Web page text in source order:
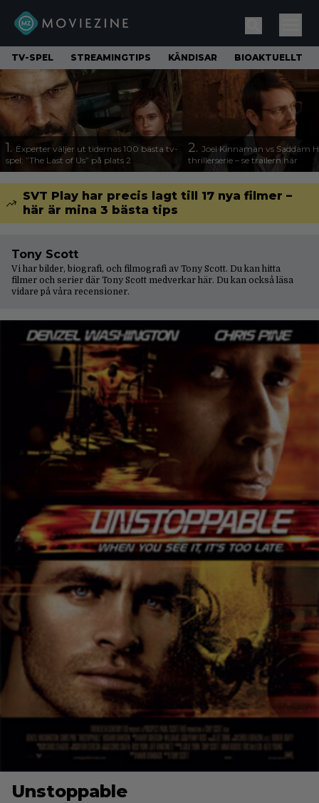
TV-SPEL STREAMINGTIPS KÄNDISAR BIOAKTUELLT
1. Experter väljer ut tidernas 100 bästa tv-
spel: ”The Last of Us” på plats 2
2. Joel Kinnaman vs Saddam
thrillerserie – se trailern här
SVT Play har precis lagt till 17 nya filmer –
här är mina 3 bästa tips
Tony Scott
Vi har bilder, biografi, och filmografi av Tony Scott. Du kan hitta
filmer och serier där Tony Scott medverkar här. Du kan också läsa
vidare på våra recensioner.
Unstoppable